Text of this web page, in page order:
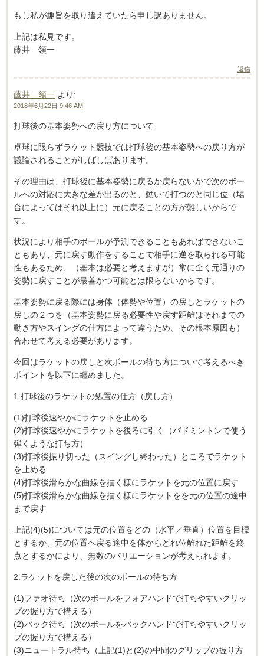
もし私が趣旨を取り違えていたら申し訳ありません。
上記は私見です。
藤井 領一
返信
藤井 領一 より:
2018年6月22日 9:46 AM
打球後の基本姿勢への戻り方について
卓球に限らずラケット競技では打球後の基本姿勢への戻り方が
議論されることがしばしばあります。
その理由は、打球後に基本姿勢に戻るか戻らないかで次のボー
ルへの対応に大きな差が出るのと、動いて打つのと同じ位（場
合によってはそれ以上に）元に戻ることの方が難しいからで
す。
状況により相手のボールが予測できることもあればできないこ
ともあり、元に戻す動作をすることで相手に逆を取られる可能
性もあるため、（基本は必要と考えますが）常に全く元通りの
姿勢に戻すことが最善かつ可能とは限らないからです。
基本姿勢に戻る際には身体（体勢や位置）の戻しとラケットの
戻しの２つを（基本姿勢に戻る必要性や戻す距離はそれまでの
動き方やスイングの仕方によって違うため、その根本原因も）
合わせて考える必要があります。
今回はラケットの戻しと次ボールの待ち方について考えるべき
ポイントを以下に纏めました。
1.打球後のラケットの処置の仕方（戻し方）
(1)打球後速やかにラケットを止める
(2)打球後速やかにラケットを後ろに引く（バドミントンで使う
弾くような打ち方）
(3)打球後振り切った（スイングし終わった）ところでラケット
を止める
(4)打球後滑らかな曲線を描く様にラケットを元の位置に戻す
(5)打球後滑らかな曲線を描く様にラケットをを元の位置の途中
まで戻す
上記(4)(5)については元の位置をどの（水平／垂直）位置を目標
とするか、元の位置へ戻る途中を体からどれ位離れた距離を終
点とするかにより、無数のバリエーションが考えられます。
2.ラケットを戻した後の次のボールの待ち方
(1)ファオ待ち（次のボールをフォアハンドで打ちやすいグリッ
プの握り方で構える）
(2)バック待ち（次のボールをバックハンドで打ちやすいグリッ
プの握り方で構える）
(3)ニュートラル待ち（上記(1)と(2)の中間のグリップの握り方